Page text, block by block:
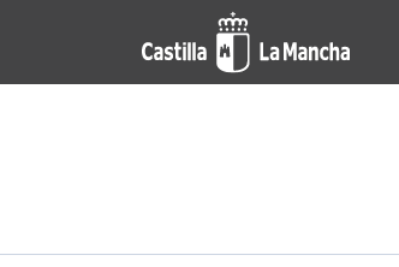
Pasar al contenido principal